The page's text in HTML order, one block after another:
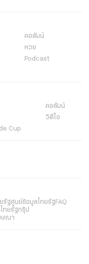
คอลัมน์
หวย
Podcast
คอลัมน์
วิดีโอ
Cup
รัฐศูนย์ข้อมูลไทยรัฐFAQ
ทยรัฐกรุ๊ป
ษณา